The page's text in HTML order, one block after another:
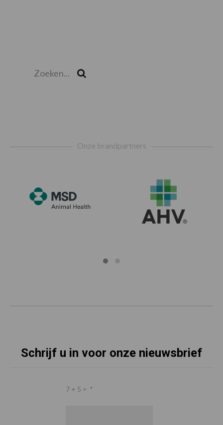
Onze brandpartners
Schrijf u in voor onze nieuwsbrief
7 + 5 = *